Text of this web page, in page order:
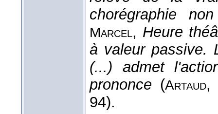
chorégraphie
Marcel, Heure
à valeur passive.
(...) admet
prononce (Artaud
94).